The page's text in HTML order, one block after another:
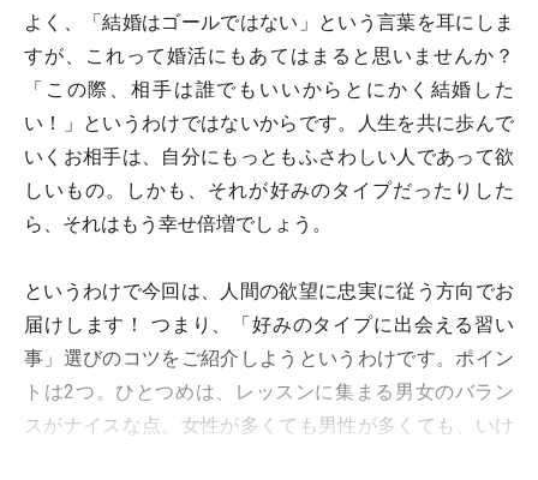
よく、「結婚はゴールではない」という言葉を耳にしま
すが、これって婚活にもあてはまると思いませんか？
「この際、相手は誰でもいいからとにかく結婚した
い！」というわけではないからです。人生を共に歩んで
いくお相手は、自分にもっともふさわしい人であって欲
しいもの。しかも、それが好みのタイプだったりした
ら、それはもう幸せ倍増でしょう。
というわけで今回は、人間の欲望に忠実に従う方向でお
届けします！ つまり、「好みのタイプに出会える習い
事」選びのコツをご紹介しようというわけです。ポイン
トは2つ。ひとつめは、レッスンに集まる男女のバラン
スがナイスな点。女性が多くても男性が多くても、いけ